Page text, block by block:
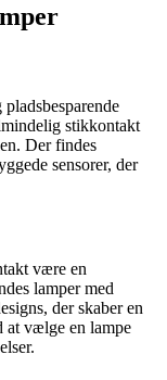
stikkontakt
Der findes
sensorer, der
være en
lamper med
der skaber en
at vælge en lampe